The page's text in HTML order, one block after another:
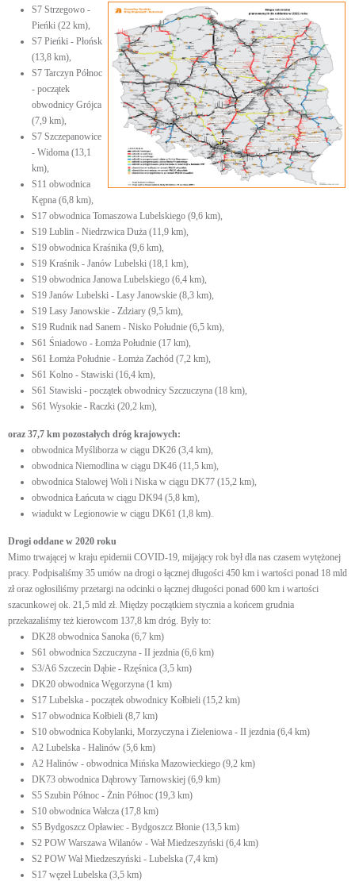
S7 Strzegowo -
Pieńki (22 km),
S7 Pieńki - Płońsk
(13,8 km),
S7 Tarczyn Północ
- początek
obwodnicy Grójca
(7,9 km),
S7 Szczepanowice
- Widoma (13,1
km),
S11 obwodnica
Kępna (6,8 km),
S17 obwodnica Tomaszowa Lubelskiego (9,6 km),
S19 Lublin - Niedrzwica Duża (11,9 km),
S19 obwodnica Kraśnika (9,6 km),
S19 Kraśnik - Janów Lubelski (18,1 km),
S19 obwodnica Janowa Lubelskiego (6,4 km),
S19 Janów Lubelski - Lasy Janowskie (8,3 km),
S19 Lasy Janowskie - Zdziary (9,5 km),
S19 Rudnik nad Sanem - Nisko Południe (6,5 km),
S61 Śniadowo - Łomża Południe (17 km),
S61 Łomża Południe - Łomża Zachód (7,2 km),
S61 Kolno - Stawiski (16,4 km),
S61 Stawiski - początek obwodnicy Szczuczyna (18 km),
S61 Wysokie - Raczki (20,2 km),
oraz 37,7 km pozostałych dróg krajowych:
obwodnica Myśliborza w ciągu DK26 (3,4 km),
obwodnica Niemodlina w ciągu DK46 (11,5 km),
obwodnica Stalowej Woli i Niska w ciągu DK77 (15,2 km),
obwodnica Łańcuta w ciągu DK94 (5,8 km),
wiadukt w Legionowie w ciągu DK61 (1,8 km).
Drogi oddane w 2020 roku
Mimo trwającej w kraju epidemii COVID-19, mijający rok był dla nas czasem wytężonej
pracy. Podpisaliśmy 35 umów na drogi o łącznej długości 450 km i wartości ponad 18 mld
zł oraz ogłosiliśmy przetargi na odcinki o łącznej długości ponad 600 km i wartości
szacunkowej ok. 21,5 mld zł. Między początkiem stycznia a końcem grudnia
przekazaliśmy też kierowcom 137,8 km dróg. Były to:
DK28 obwodnica Sanoka (6,7 km)
S61 obwodnica Szczuczyna - II jezdnia (6,6 km)
S3/A6 Szczecin Dąbie - Rzęśnica (3,5 km)
DK20 obwodnica Węgorzyna (1 km)
S17 Lubelska - początek obwodnicy Kołbieli (15,2 km)
S17 obwodnica Kołbieli (8,7 km)
S10 obwodnica Kobylanki, Morzyczyna i Zieleniowa - II jezdnia (6,4 km)
A2 Lubelska - Halinów (5,6 km)
A2 Halinów - obwodnica Mińska Mazowieckiego (9,2 km)
DK73 obwodnica Dąbrowy Tarnowskiej (6,9 km)
S5 Szubin Północ - Żnin Północ (19,3 km)
S10 obwodnica Wałcza (17,8 km)
S5 Bydgoszcz Opławiec - Bydgoszcz Błonie (13,5 km)
S2 POW Warszawa Wilanów - Wał Miedzeszyński (6,4 km)
S2 POW Wał Miedzeszyński - Lubelska (7,4 km)
S17 węzeł Lubelska (3,5 km)